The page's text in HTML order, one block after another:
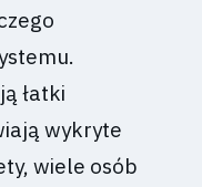
łatki
wykryte
wiele osób